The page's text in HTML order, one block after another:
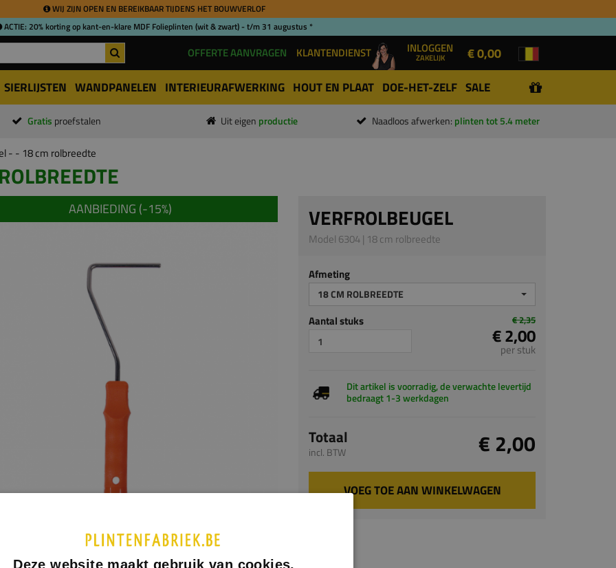
WIJ ZIJN OPEN EN BEREIKBAAR TIJDENS HET BOUWVERLOF
ACTIE: 20% korting op kant-en-klare MDF Folieplinten (wit & zwart) - t/m 31 augustus *
OFFERTE AANVRAGEN KLANTENDIENST INLOGGEN
ZAKELIJK € 0,00
SIERLIJSTEN WANDPANELEN INTERIEURAFWERKING HOUT EN PLAAT DOE-HET-ZELF SALE
Gratis proefstalen Uit eigen productie Naadloos afwerken: plinten tot 5.4 meter
- - 18 cm rolbreedte
AANBIEDING (-15%)
SPECIFICATIES
VERFROLBEUGEL
Model 6304 | 18 cm rolbreedte
Afmeting
18 CM ROLBREEDTE
Aantal stuks € 2,35
€ 2,00
per stuk
Dit artikel is voorradig, de verwachte levertijd
bedraagt 1-3 werkdagen
Totaal
incl. BTW € 2,00
VOEG TOE AAN WINKELWAGEN
Deze website maakt gebruik van cookies.